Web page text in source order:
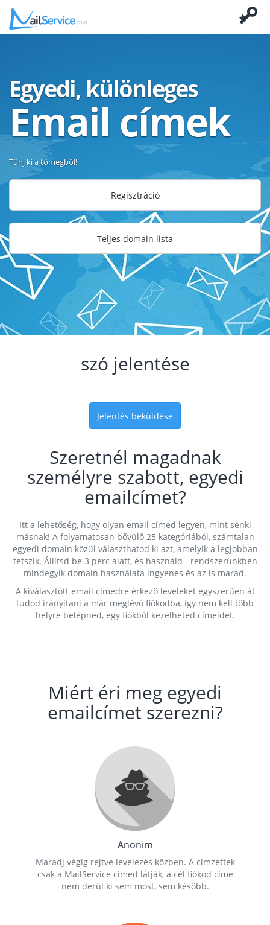
Egyedi, különleges
Email címek
Tűnj ki a tömegből!
Regisztráció
Teljes domain lista
szó jelentése
Jelentés beküldése
Szeretnél magadnak
személyre szabott, egyedi
emailcímet?
Itt a lehetőség, hogy olyan email címed legyen, mint senki
másnak! A folyamatosan bővülő 25 kategóriából, számtalan
egyedi domain közül választhatod ki azt, amelyik a legjobban
tetszik. Állítsd be 3 perc alatt, és használd - rendszerünkben
mindegyik domain használata ingyenes és az is marad.
A kiválasztott email címedre érkező leveleket egyszerűen át
tudod irányítani a már meglévő fiókodba, így nem kell több
helyre belépned, egy fiókból kezelheted címeidet.
Miért éri meg egyedi
emailcímet szerezni?
Anonim
Maradj végig rejtve levelezés közben. A címzettek
csak a MailService címed látják, a cél fiókod címe
nem derül ki sem most, sem később.